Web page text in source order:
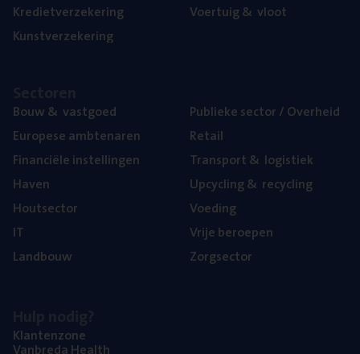
Kre­diet­ver­ze­ke­ring
Kunst­ver­ze­ke­ring
Voer­tuig& vloot
Bouw& vastgoed
Euro­pe­se ambtenaren
Finan­ci­ë­le instellingen
Haven
Hout­sec­tor
IT
Land­bouw
Publie­ke sec­tor / Overheid
Retail
Trans­port& logistiek
Upcy­cling& recycling
Voe­ding
Vrije beroe­pen
Zorg­sec­tor
Klan­ten­zo­ne
Van­b­re­da Health